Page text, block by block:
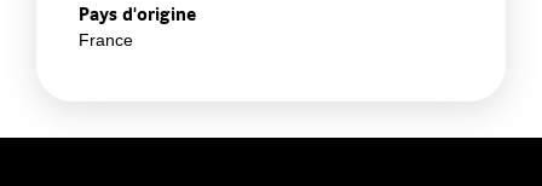
Pays d'origine
France